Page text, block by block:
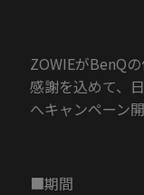
ZOWIEがBenQ
感謝を込めて、
へキャンペーン
■期間